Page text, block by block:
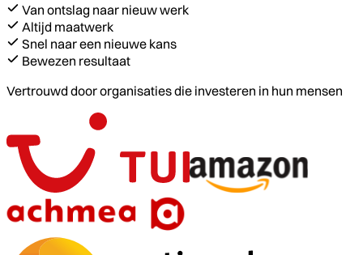
Van ontslag naar nieuw werk
Altijd maatwerk
Snel naar een nieuwe kans
Bewezen resultaat
Vertrouwd door organisaties die investeren in hun mensen